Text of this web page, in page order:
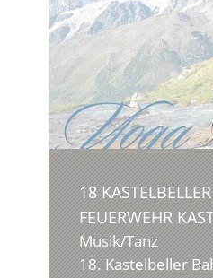
18
FEUERWEHR
Musik/Tanz
18. Kastelbeller